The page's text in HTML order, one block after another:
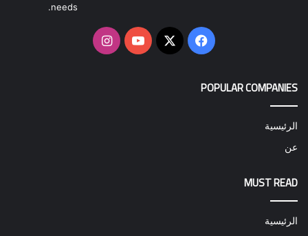
needs.
فيسبوك
‫X
‫YouTubeانستقرام
POPULAR COMPANIES
الرئيسية
عن
MUST READ
الرئيسية